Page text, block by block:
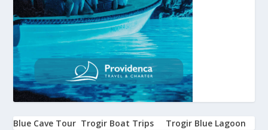
Blue Cave Tour Trogir Boat Trips Trogir Blue Lagoon